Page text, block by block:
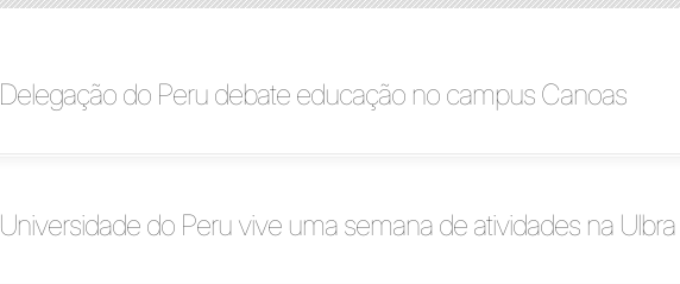
Delegação do Peru debate educação no campus Canoas
Universidade do Peru vive uma semana de atividades na Ulbra